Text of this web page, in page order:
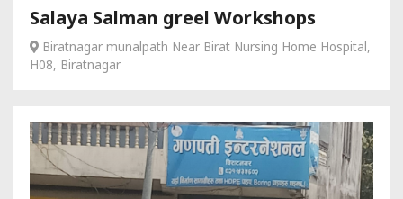
Salaya Salman greel Workshops
Biratnagar munalpath Near Birat Nursing Home Hospital,
H08, Biratnagar